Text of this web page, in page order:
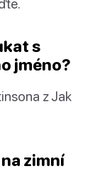
s
jméno?
z Jak
zimní